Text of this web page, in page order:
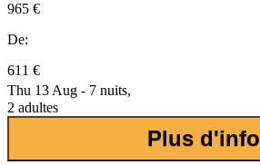
965 €
De:
611 €
Thu 13 Aug - 7 nuits,
2 adultes
Plus d'info